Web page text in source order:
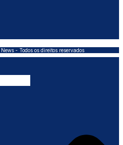
- Todos os direitos reservados